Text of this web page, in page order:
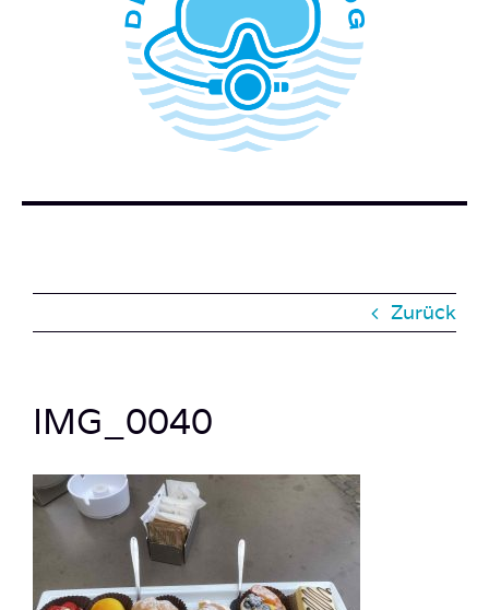
WER STECKT HINTER DEM TAUCHERBLOG?
BUCH BESTELLEN
Zurück
IMG_0040